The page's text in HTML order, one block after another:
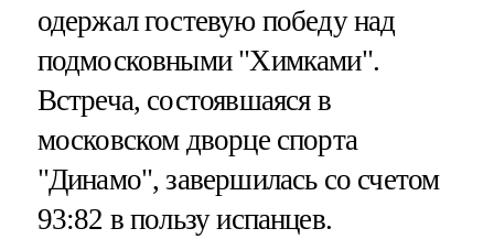
одержал гостевую победу над
подмосковными "Химками".
Встреча, состоявшаяся в
московском дворце спорта
"Динамо", завершилась со счетом
93:82 в пользу испанцев.